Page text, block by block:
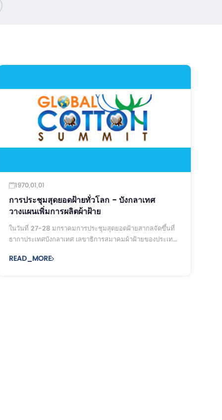
1970,01,01
การประชุมสุดยอดฝ้ายทั่วโลก - บังกลาเทศ
วางแผนเพิ่มการผลิตผ้าฝ้าย
ในวันที่ 27-28 มกราคมการประชุมสุดยอดฝ้ายสากลจัดขึ้นที่
ธากาประเทศบังกลาเทศ เลขาธิการสมาคมผ้าฝ้ายของประเทศ
ผ้าฝ้ายไปเป็น 1 ล้าน ...
READ_MORE